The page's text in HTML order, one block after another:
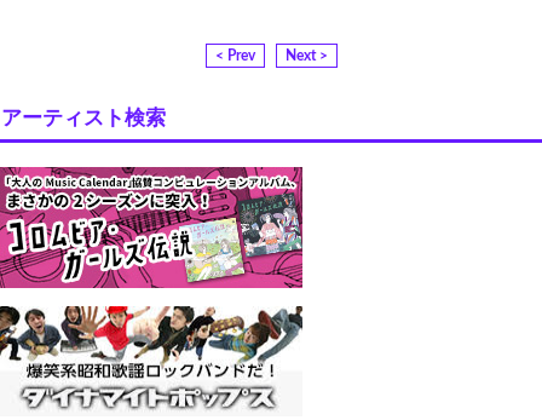
< Prev Next >
アーティスト検索